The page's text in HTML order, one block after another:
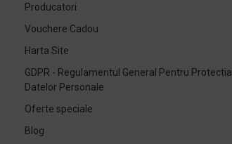
Producatori
Vouchere Cadou
Harta Site
GDPR - Regulamentul General Pentru Protectia
Datelor Personale
Oferte speciale
Blog